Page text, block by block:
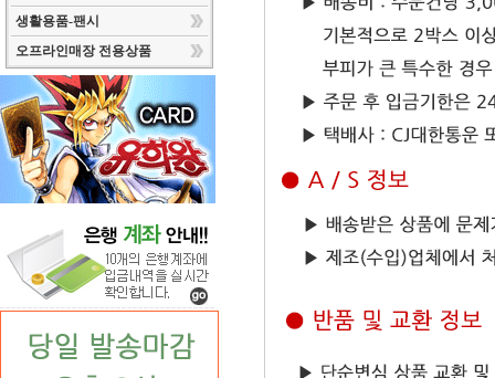
생활용품-팬시
오프라인매장 전용상품